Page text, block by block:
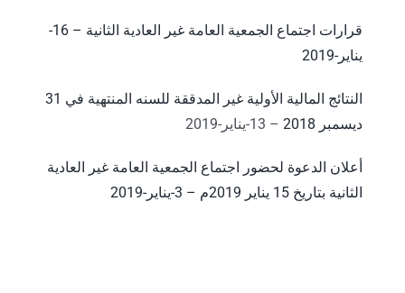
قرارات اجتماع الجمعية العامة غير العادية الثانية – 16-
يناير-2019
النتائج المالية الأولية غير المدققة للسنه المنتهية في 31
ديسمبر 2018
– 13-يناير-2019
أعلان الدعوة لحضور اجتماع الجمعية العامة غير العادية
الثانية بتاريخ 15 يناير 2019م – 3-يناير-2019